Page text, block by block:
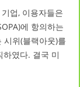
업, 이용자들은
에 항의하는
위(블랙아웃)를
였다. 결국 미